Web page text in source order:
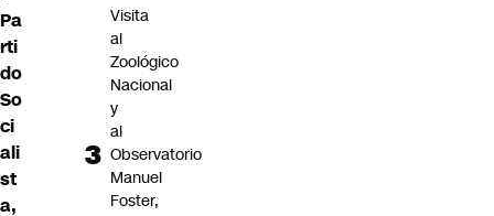
Pa
rti
do
So
ci
ali
st
a,
Visita
al
Zoológico
Nacional
y
al
Observatorio
Manuel
Foster,